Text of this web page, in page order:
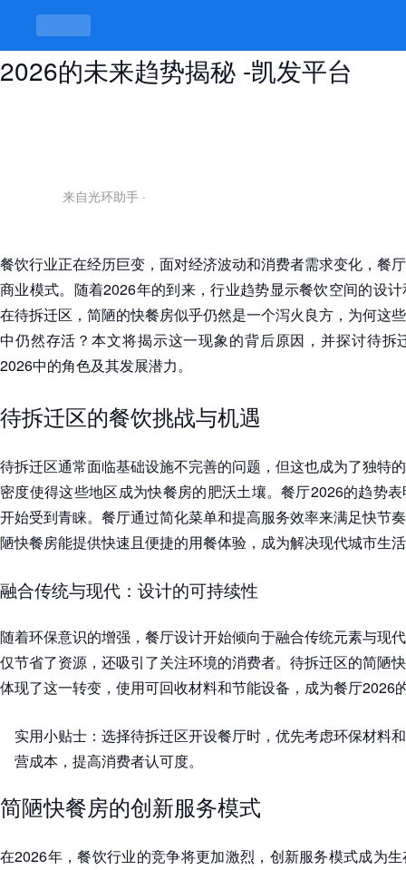
待拆迁区简陋快餐房泻火：餐厅
2026的未来趋势揭秘 -凯发平台
来自光环助手 ·
餐饮行业正在经历巨变，面对经济波动和消费者需求变化，餐
商业模式。随着2026年的到来，行业趋势显示餐饮空间的设
在待拆迁区，简陋的快餐房似乎仍然是一个泻火良方，为何这
中仍然存活？本文将揭示这一现象的背后原因，并探讨待拆
2026中的角色及其发展潜力。
待拆迁区的餐饮挑战与机遇
待拆迁区通常面临基础设施不完善的问题，但这也成为了独特
密度使得这些地区成为快餐房的肥沃土壤。餐厅2026的趋势
开始受到青睐。餐厅通过简化菜单和提高服务效率来满足快节
陋快餐房能提供快速且便捷的用餐体验，成为解决现代城市生
融合传统与现代：设计的可持续性
随着环保意识的增强，餐厅设计开始倾向于融合传统元素与现
仅节省了资源，还吸引了关注环境的消费者。待拆迁区的简陋
体现了这一转变，使用可回收材料和节能设备，成为餐厅2026
实用小贴士：选择待拆迁区开设餐厅时，优先考虑环保材料
营成本，提高消费者认可度。
简陋快餐房的创新服务模式
在2026年，餐饮行业的竞争将更加激烈，创新服务模式成为